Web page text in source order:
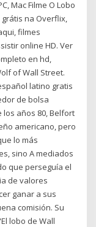
Mac Filme O Lobo
na Overflix,
filmes
online HD. Ver
en hd,
of Wall Street.
latino gratis
de bolsa
los años 80, Belfort
americano, pero
lo más
sino A mediados
que perseguía el
de valores
ganar a sus
comisión. Su
lobo de Wall